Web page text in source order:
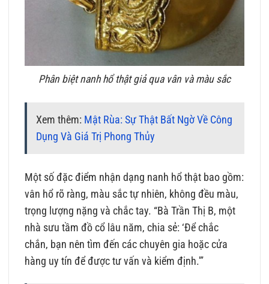
Phân biệt nanh hổ thật giả qua vân và màu sắc
Xem thêm: Mật Rùa: Sự Thật Bất Ngờ Về Công
Dụng Và Giá Trị Phong Thủy
Một số đặc điểm nhận dạng nanh hổ thật bao gồm:
vân hổ rõ ràng, màu sắc tự nhiên, không đều màu,
trọng lượng nặng và chắc tay. “Bà Trần Thị B, một
nhà sưu tầm đồ cổ lâu năm, chia sẻ: ‘Để chắc
chắn, bạn nên tìm đến các chuyên gia hoặc cửa
hàng uy tín để được tư vấn và kiểm định.'”